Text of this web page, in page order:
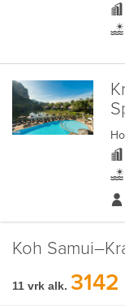
Koh
11 vrk alk.